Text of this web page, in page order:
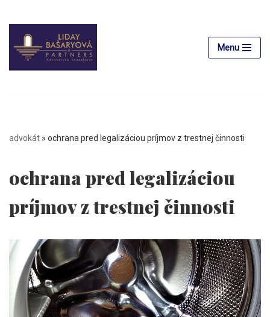
Preskočiť
na
obsah
Menu
advokát » ochrana pred legalizáciou príjmov z trestnej činnosti
ochrana pred legalizáciou
príjmov z trestnej činnosti